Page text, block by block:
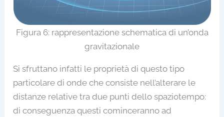
Figura 6: rappresentazione schematica di un’onda
gravitazionale
Si sfruttano infatti le proprietà di questo tipo
particolare di onde che consiste nell’alterare le
distanze relative tra due punti dello spaziotempo:
di conseguenza questi cominceranno ad